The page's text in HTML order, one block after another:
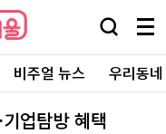
검
창
열
기
메
뉴
전
체
보
비주얼 뉴스 우리동
업탐방 혜택